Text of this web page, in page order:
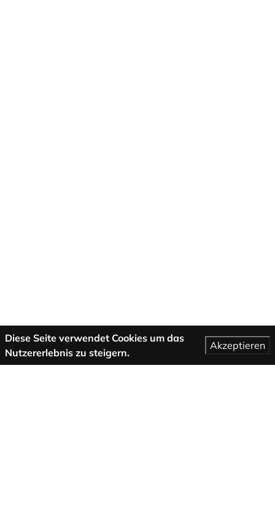
Diese Seite verwendet Cookies um das
Nutzererlebnis zu steigern.
Akzeptieren